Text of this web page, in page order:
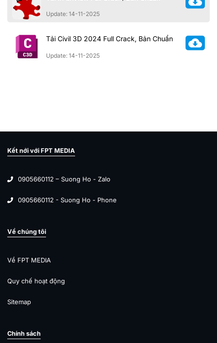
Update: 14-11-2025
Tải Civil 3D 2024 Full Crack, Bản Chuẩn
Update: 14-11-2025
Kết nới với FPT MEDIA
0905660112 – Suong Ho - Zalo
0905660112 - Suong Ho - Phone
Về chúng tôi
Về FPT MEDIA
Quy chế hoạt động
Sitemap
Chính sách